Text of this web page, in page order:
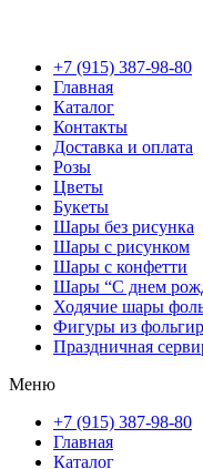
+7 (915) 387-98-80
Главная
Каталог
Контакты
Доставка и оплата
Розы
Цветы
Букеты
Шары без рисунка
Шары с рисунком
Шары с конфетти
Шары “С днем
Ходячие шары
Фигуры из
Праздничная
Меню
+7 (915) 387-98-80
Главная
Каталог